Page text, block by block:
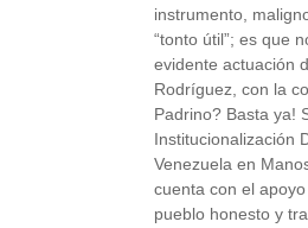
instrumento,
“tonto útil”; es que
evidente actuación
Rodríguez, con la
Padrino? Basta ya!
Institucionalización
Venezuela en
cuenta con el
pueblo honesto y